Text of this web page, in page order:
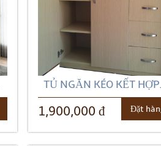
TỦ NGĂN KÉO KẾT
1,900,000 đ Đặt